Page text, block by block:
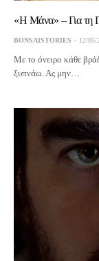
«Η Μάνα» – Για τη
BONSAISTORIES 12/05/
Με το όνειρο κάθε
ξυπνάω. Ας μην…